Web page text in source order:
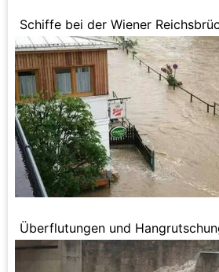
Schiffe bei der Wiener
Überflutungen und
Amstetten.